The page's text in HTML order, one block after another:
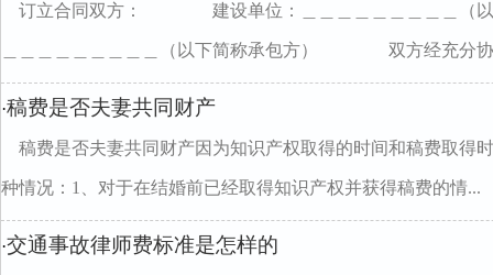
订立合同双方： 建设单位：＿＿＿＿＿＿＿＿＿（
＿＿＿＿＿＿＿＿＿（以下简称承包方） 双方经充分
·稿费是否夫妻共同财产
稿费是否夫妻共同财产因为知识产权取得的时间和稿费取得
种情况：1、对于在结婚前已经取得知识产权并获得稿费的情...
·交通事故律师费标准是怎样的